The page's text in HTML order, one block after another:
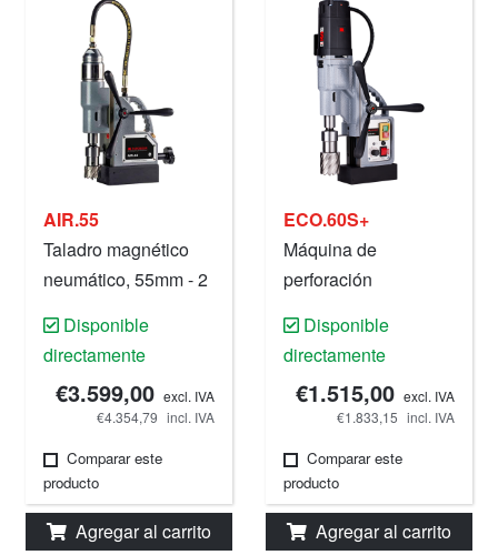
AIR.55
Taladro magnético
neumático, 55mm - 2
Disponible
directamente
€3.599,00 excl. IVA
€4.354,79 incl. IVA
Comparar este
producto
Agregar al carrito
ECO.60S+
Máquina de
perforación
220 V.
Disponible
directamente
€1.515,00 excl. IVA
€1.833,15 incl. IVA
Comparar este
producto
Agregar al carrito